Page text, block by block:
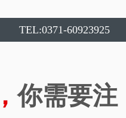
TEL:0371-60923925
你需要注